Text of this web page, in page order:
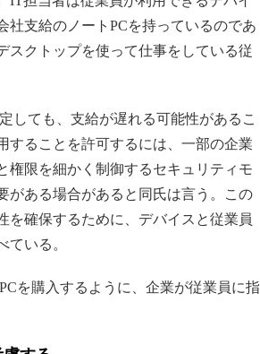
社支給のノートPCを持っているのであ
スクトップを使って仕事をしている従
しても、支給が遅れる可能性があるこ
することを許可するには、一部の企業
権限を細かく制御するセキュリティモ
がある場合があると同氏は言う。この
を確保するために、デバイスと従業員
いる。
を購入するように、企業が従業員に指